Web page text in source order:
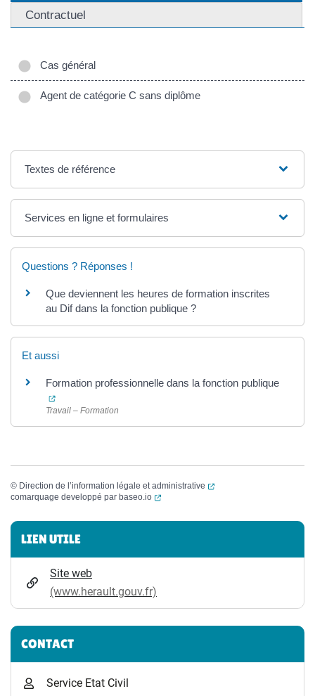
Contractuel
Cas général
Agent de catégorie C sans diplôme
Textes de référence
Services en ligne et formulaires
Questions ? Réponses !
Que deviennent les heures de formation inscrites
au Dif dans la fonction publique ?
Et aussi
Formation professionnelle dans la fonction publique
(ouverture dans un nouvel onglet)
Travail – Formation
© Direction de l’information légale et administrative
(ouverture dans un
comarquage developpé par baseo.io (ouverture dans un nouvel onglet)
Informations complémentaires
LIEN UTILE
Site web
(www.herault.gouv.fr)
CONTACT
Service Etat Civil